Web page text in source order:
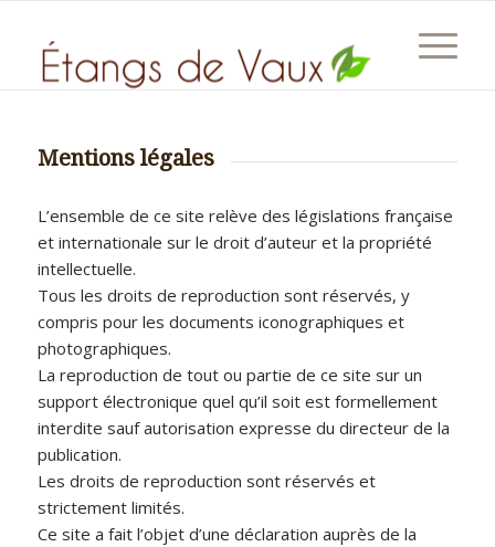
Mentions légales
L’ensemble de ce site relève des législations française
et internationale sur le droit d’auteur et la propriété
intellectuelle.
Tous les droits de reproduction sont réservés, y
compris pour les documents iconographiques et
photographiques.
La reproduction de tout ou partie de ce site sur un
support électronique quel qu’il soit est formellement
interdite sauf autorisation expresse du directeur de la
publication.
Les droits de reproduction sont réservés et
strictement limités.
Ce site a fait l’objet d’une déclaration auprès de la